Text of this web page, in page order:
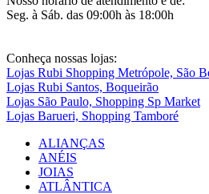
Seg. à Sáb. das 09:00h às 18:00h
Conheça nossas lojas:
Lojas Rubi Shopping Metrópole, São
Lojas Rubi Santos, Boqueirão
Lojas São Paulo, Shopping Sp Market
Lojas Barueri, Shopping Tamboré
ALIANÇAS
ANÉIS
JOIAS
ATLÂNTICA